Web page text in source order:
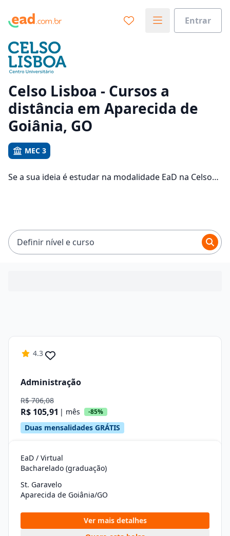
Entrar
Vamos te guiar no caminho ideal para seus estudos
Sim, já sei
Celso Lisboa - Cursos a
distância em Aparecida de
Goiânia, GO
MEC 3
Se a sua ideia é estudar na modalidade EaD na Celso
R$ 130,69.
Definir nível e curso
4.3
Administração
R$ 706,08
R$ 105,91 | mês -85%
Duas mensalidades GRÁTIS
EaD / Virtual
Bacharelado (graduação)
St. Garavelo
Aparecida de Goiânia/GO
Ver mais detalhes